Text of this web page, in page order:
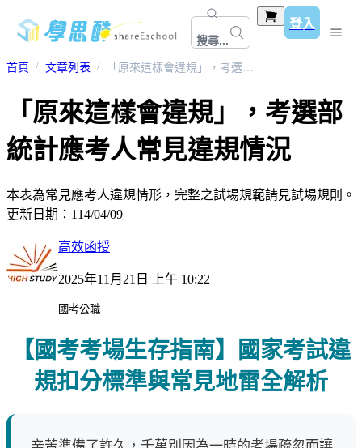
搜尋...
登入
首頁 文章列表 「原來這樣會違規」，考選部統計應考人常見違規情況
「原來這樣會違規」，考選部
統計應考人常見違規情況
本表為常見應考人違規情形，完整之試場規範請見試場規則。
更新日期：114/04/09
高效函授
2025年11月21日 上午 10:22
國考公職
【國考考場生存指南】國家考試違
規扣分標準與常見地雷全解析